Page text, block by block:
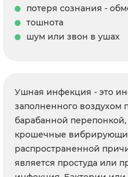
потеря сознания -
тошнота
шум или звон в ушах
Ушная инфекция - это
заполненного воздухом
барабанной
крошечные
распространенной
является простуда или